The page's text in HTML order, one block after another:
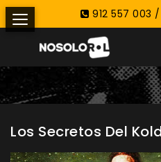
912 557 003
Los Secretos Del